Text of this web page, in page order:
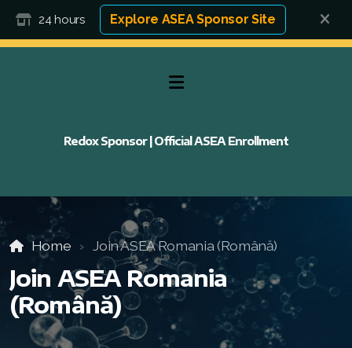
24 hours Explore ASEA Sponsor Site
Redox Sponsor | Official ASEA Enrollment
Home Join ASEA Romania (Română)
Join ASEA Romania
(Română)